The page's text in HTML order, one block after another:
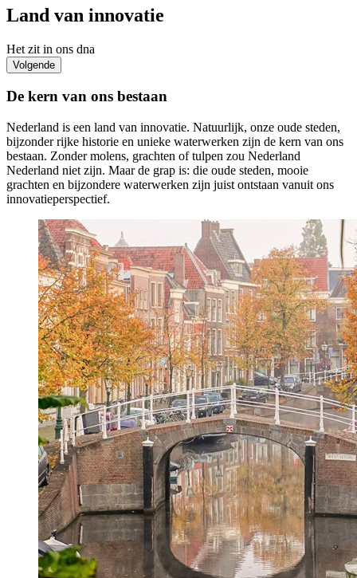
Land van innovatie
Het zit in ons dna
Volgende
De kern van ons bestaan
Nederland is een land van innovatie. Natuurlijk, onze oude steden,
bijzonder rijke historie en unieke waterwerken zijn de kern van ons
bestaan. Zonder molens, grachten of tulpen zou Nederland
Nederland niet zijn. Maar de grap is: die oude steden, mooie
grachten en bijzondere waterwerken zijn juist ontstaan vanuit ons
innovatieperspectief.